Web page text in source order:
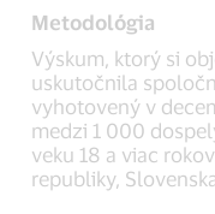
Metodológia
Výskum, ktorý si
uskutočnila
vyhotovený v
medzi 1 000
veku 18 a viac
republiky,